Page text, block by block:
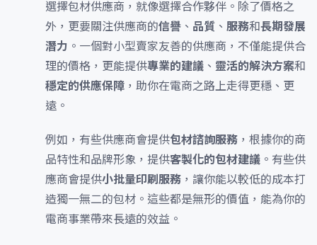
選擇包材供應商，就像選擇合作夥伴。除了價格之
外，更要關注供應商的信譽 、 品質 、 服務和長期發展
潛力 。一個對小型賣家友善的供應商，不僅能提供合
理的價格，更能提供專業的建議 、 靈活的解決方案和
穩定的供應保障 ，助你在電商之路上走得更穩、更
遠。
例如，有些供應商會提供包材諮詢服務 ，根據你的商
品特性和品牌形象，提供客製化的包材建議 。有些供
應商會提供小批量印刷服務 ，讓你能以較低的成本打
造獨一無二的包材。這些都是無形的價值，能為你的
電商事業帶來長遠的效益。